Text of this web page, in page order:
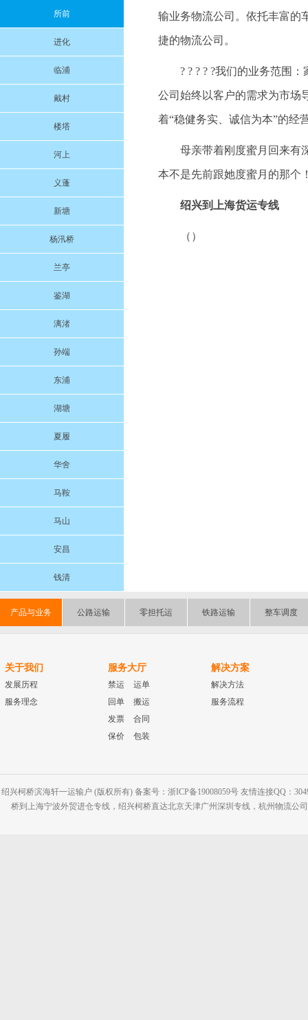
所前
进化
临浦
戴村
楼塔
河上
义蓬
新塘
杨汛桥
兰亭
鉴湖
漓渚
孙端
东浦
湖塘
夏履
华舍
马鞍
马山
安昌
钱清
输业务物流公司。依托丰富的
捷的物流公司。
? ? ? ? ?我们的业务范围
公司始终以客户的需求为市场
着“稳健务实、诚信为本”的经
母亲带着刚度蜜月回来有
本不是先前跟她度蜜月的那个
绍兴到上海货运专线
（）
产品与业务 公路运输 零担托运 铁路运输 整车调度
关于我们
发展历程
服务理念
服务大厅
禁运
运单
回单
搬运
发票
合同
保价
包装
解决方案
解决方法
服务流程
绍兴柯桥滨海轩一运输户 (版权所有) 备案号：浙ICP备19008059号 友情连接QQ：
桥到上海宁波外贸进仓专线，绍兴柯桥直达北京天津广州深圳专线，杭州物流公